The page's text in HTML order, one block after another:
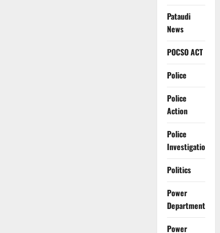
Pataudi
News
POCSO ACT
Police
Police
Action
Police
Investigation
Politics
Power
Department
Power